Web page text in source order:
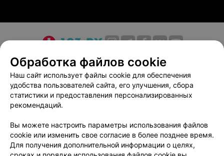
О проекте Новости проекта
Размещение рекламы
Медицинский маркетинг
Публичный договор
Пользовательское соглашение
Способы оплаты
Вакансии
Партнеры
Написать в поддержку
Персональные настройки cookie
Обработка файлов cookie
Наш сайт использует файлы cookie для обеспечения
удобства пользователей сайта, его улучшения, сбора
статистики и предоставления персонализированных
рекомендаций.
Вы можете настроить параметры использования файлов
cookie или изменить свое согласие в более позднее время.
Для получения дополнительной информации о целях,